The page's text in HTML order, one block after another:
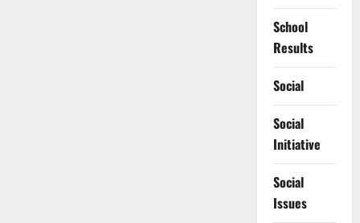
School
Results
Social
Social
Initiative
Social
Issues